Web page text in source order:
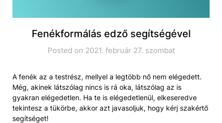
Fenékformálás edző segítségével
Posted on 2021. február 27. szombat
A fenék az a testrész, mellyel a legtöbb nő nem elégedett.
Még, akinek látszólag nincs is rá oka, látszólag az is
gyakran elégedetlen. Ha te is elégedetlenül, elkeseredve
tekintesz a tükörbe, akkor azt javasoljuk, hogy kérj szakértő
segítséget!